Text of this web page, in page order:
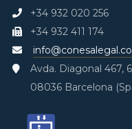
+34 932 020 256
+34 932 411 174
Avda. Diagonal 467,
08036 Barcelona